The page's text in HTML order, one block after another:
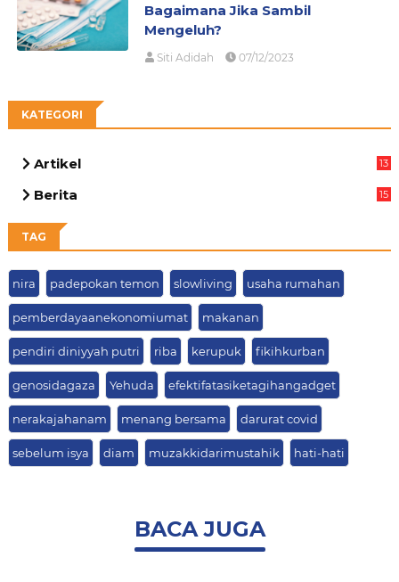
Bagaimana Jika Sambil
Mengeluh?
Siti Adidah 07/12/2023
KATEGORI
Artikel
13
Berita
15
TAG
nira padepokan temon slowliving usaha rumahan
pemberdayaanekonomiumat makanan
pendiri diniyyah putri riba kerupuk fikihkurban
genosidagaza Yehuda efektifatasiketagihangadget
nerakajahanam menang bersama darurat covid
sebelum isya diam muzakkidarimustahik hati-hati
BACA JUGA